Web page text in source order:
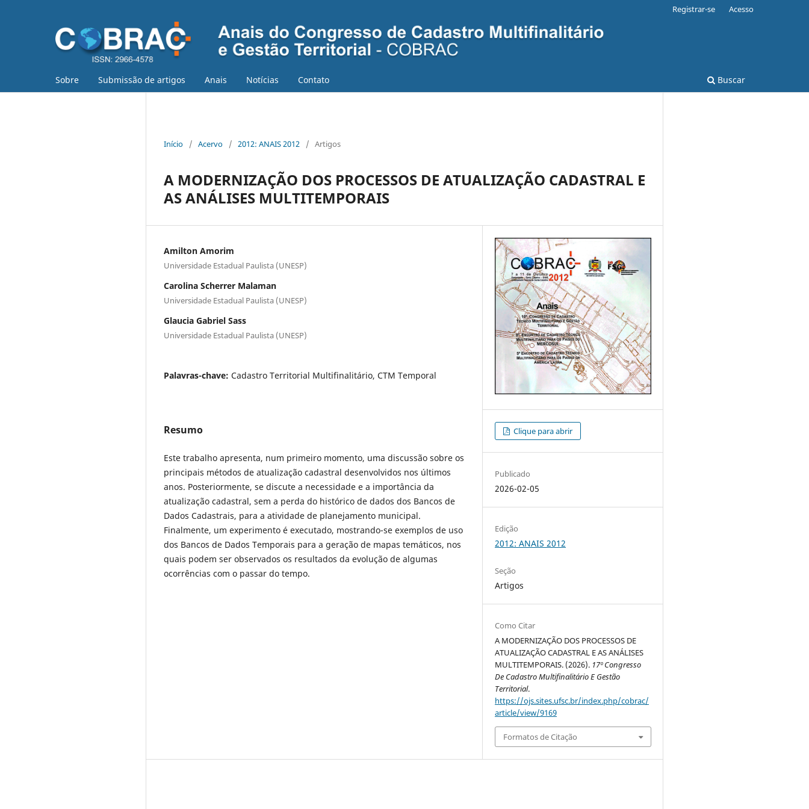
Sobre Submissão de artigos Anais Notícias Contato Buscar
Registrar-se Acesso
Início / Acervo / 2012: ANAIS 2012 / Artigos
A MODERNIZAÇÃO DOS PROCESSOS DE ATUALIZAÇÃO CADASTRAL E
AS ANÁLISES MULTITEMPORAIS
Amilton Amorim
Universidade Estadual Paulista (UNESP)
Carolina Scherrer Malaman
Universidade Estadual Paulista (UNESP)
Glaucia Gabriel Sass
Universidade Estadual Paulista (UNESP)
Palavras-chave: Cadastro Territorial Multifinalitário, CTM Temporal
Resumo
Este trabalho apresenta, num primeiro momento, uma discussão sobre os
principais métodos de atualização cadastral desenvolvidos nos últimos
anos. Posteriormente, se discute a necessidade e a importância da
atualização cadastral, sem a perda do histórico de dados dos Bancos de
Dados Cadastrais, para a atividade de planejamento municipal.
Finalmente, um experimento é executado, mostrando-se exemplos de uso
dos Bancos de Dados Temporais para a geração de mapas temáticos, nos
quais podem ser observados os resultados da evolução de algumas
ocorrências com o passar do tempo.
Clique para abrir
Publicado
2026-02-05
Edição
2012: ANAIS 2012
Seção
Artigos
Como Citar
A MODERNIZAÇÃO DOS PROCESSOS DE
ATUALIZAÇÃO CADASTRAL E AS ANÁLISES
MULTITEMPORAIS. (2026). 17º Congresso
De Cadastro Multifinalitário E Gestão
Territorial.
https://ojs.sites.ufsc.br/index.php/cobrac/
article/view/9169
Formatos de Citação